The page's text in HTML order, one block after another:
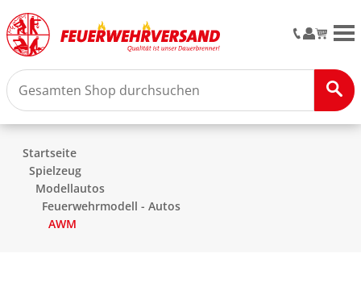
Startseite
Spielzeug
Modellautos
Feuerwehrmodell - Autos
AWM